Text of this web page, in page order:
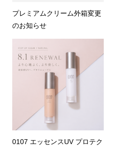
プレミアムクリーム外箱変更
のお知らせ
0107 エッセンスUV プロテク